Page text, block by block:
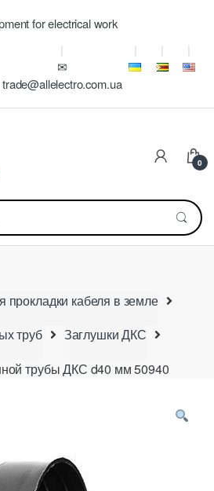
for electrical work
✉
trade@allelectro.com.ua
0
прокладки кабеля в земле
труб
Заглушки ДКС
трубы ДКС d40 мм 50940